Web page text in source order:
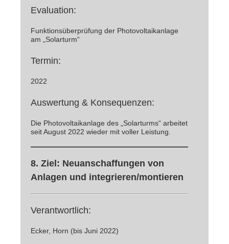
Evaluation:
Funktionsüberprüfung der Photovoltaikanlage
am „Solarturm“
Termin:
2022
Auswertung & Konsequenzen:
Die Photovoltaikanlage des „Solarturms“ arbeitet
seit August 2022 wieder mit voller Leistung.
8. Ziel: Neuanschaffungen von
Anlagen und integrieren/montieren
Verantwortlich:
Ecker, Horn (bis Juni 2022)